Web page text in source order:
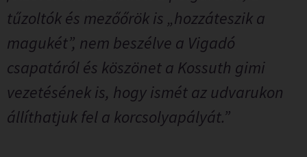
tűzoltók és mezőőrök is „hozzáteszik a
magukét”, nem beszélve a Vigadó
csapatáról és köszönet a Kossuth gimi
vezetésének is, hogy ismét az udvarukon
állíthatjuk fel a korcsolyapályát.”